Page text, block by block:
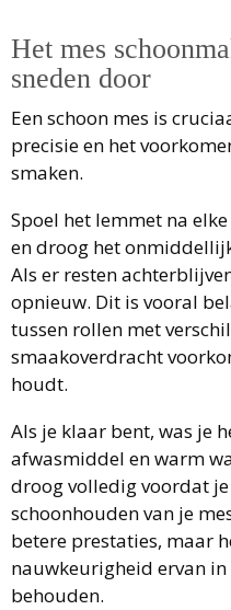
Het mes
sneden door
Een schoon mes is
precisie en het
smaken.
Spoel het lemmet na
en droog het
Als er resten
opnieuw. Dit is vooral
tussen rollen met
smaakoverdracht
houdt.
Als je klaar bent, was je
afwasmiddel en warm
droog volledig voordat
schoonhouden van je
betere prestaties, maar
nauwkeurigheid ervan
behouden.